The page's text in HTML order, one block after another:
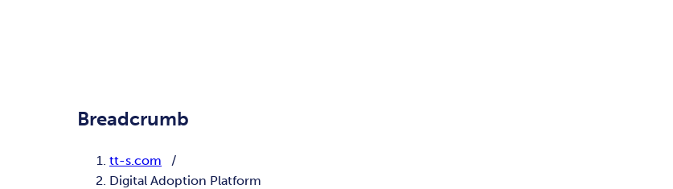
Breadcrumb
tt-s.com
Digital Adoption Platform